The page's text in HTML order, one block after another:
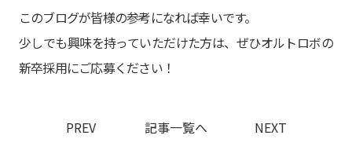
このブログが皆様の参考になれば幸いです。
少しでも興味を持っていただけた方は、ぜひオルトロボの
新卒採用にご応募ください！
PREV 記事一覧へ NEXT